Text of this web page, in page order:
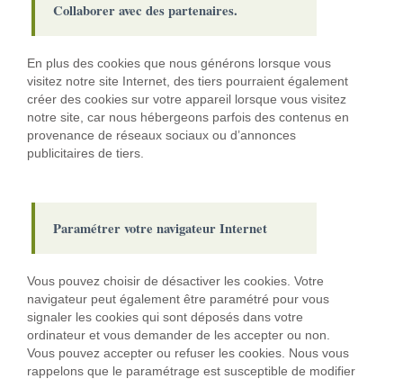
Collaborer avec des partenaires.
En plus des cookies que nous générons lorsque vous
visitez notre site Internet, des tiers pourraient également
créer des cookies sur votre appareil lorsque vous visitez
notre site, car nous hébergeons parfois des contenus en
provenance de réseaux sociaux ou d’annonces
publicitaires de tiers.
Paramétrer votre navigateur Internet
Vous pouvez choisir de désactiver les cookies. Votre
navigateur peut également être paramétré pour vous
signaler les cookies qui sont déposés dans votre
ordinateur et vous demander de les accepter ou non.
Vous pouvez accepter ou refuser les cookies. Nous vous
rappelons que le paramétrage est susceptible de modifier